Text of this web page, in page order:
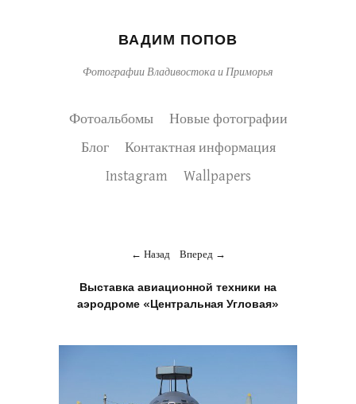
ВАДИМ ПОПОВ
Фотографии Владивостока и Приморья
Фотоальбомы
Новые фотографии
Блог
Контактная информация
Instagram
Wallpapers
Назад Вперед
Выставка авиационной техники на
аэродроме «Центральная Угловая»